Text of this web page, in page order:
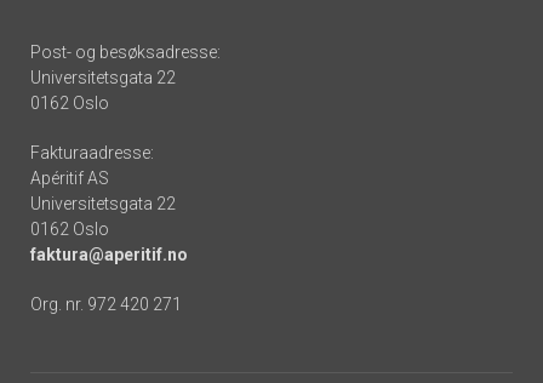
Post- og besøksadresse:
Universitetsgata 22
0162 Oslo
Fakturaadresse:
Apéritif AS
Universitetsgata 22
0162 Oslo
faktura@aperitif.no
Org. nr. 972 420 271